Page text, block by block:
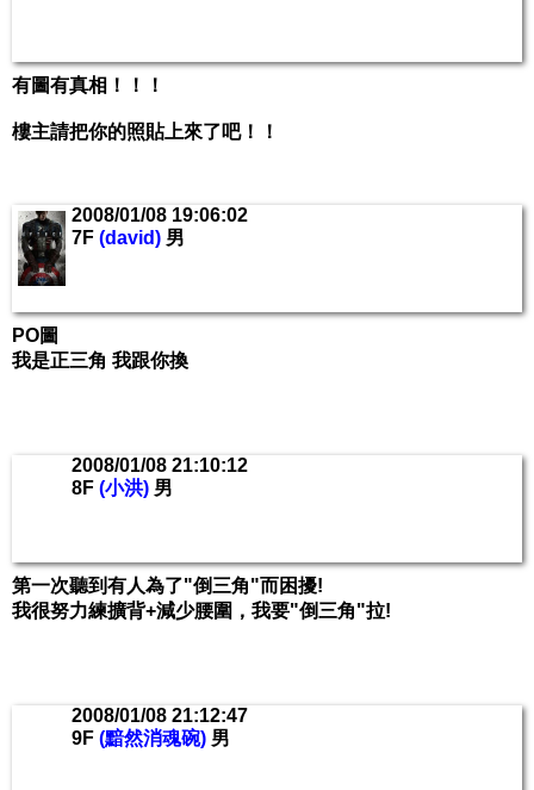
有圖有真相！！！
樓主請把你的照貼上來了吧！！
2008/01/08 19:06:02
7F (david) 男
PO圖
我是正三角 我跟你換
2008/01/08 21:10:12
8F (小洪) 男
第一次聽到有人為了"倒三角"而困擾!
我很努力練擴背+減少腰圍，我要"倒三角"拉!
2008/01/08 21:12:47
9F (黯然消魂碗) 男